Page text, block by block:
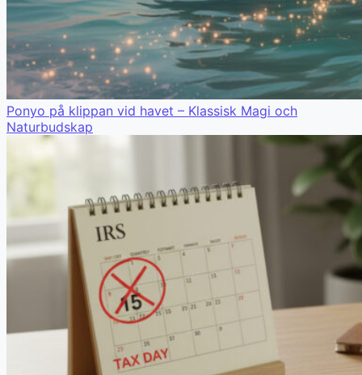
Ponyo på klippan vid havet – Klassisk Magi och
Naturbudskap